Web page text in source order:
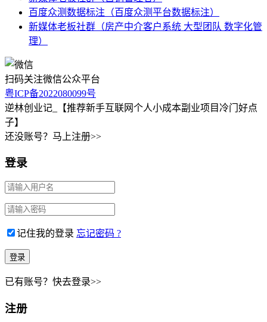
百度众测数据标注（百度众测平台数据标注）
新媒体老板社群（房产中介客户系统 大型团队 数字化管
理）
扫码关注微信公众平台
粤ICP备2022080099号
逆林创业记_【推荐新手互联网个人小成本副业项目冷门好点
子】
还没账号？马上注册>>
登录
记住我的登录 忘记密码 ?
已有账号？快去登录>>
注册